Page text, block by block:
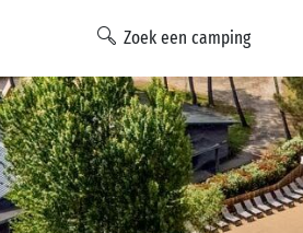
Zoek een camping